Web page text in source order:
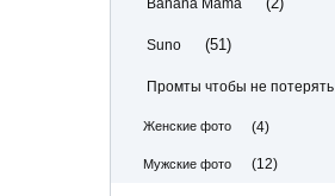
Suno (51)
Промты чтобы не потерять
Женские фото (4)
Мужские фото (12)